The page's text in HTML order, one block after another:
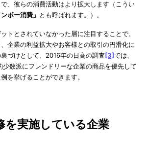
、彼らの消費活動はより拡大します（こうい
ンボー消費」 とも呼ばれます。）。
トとされていなかった層に注目することで、
企業の利益拡大やお客様との取引の円滑化に
づけとして、2016年の日高の調査[3]では、
少数派にフレンドリーな企業の商品を優先して
を挙げることができます。
を実施している企業